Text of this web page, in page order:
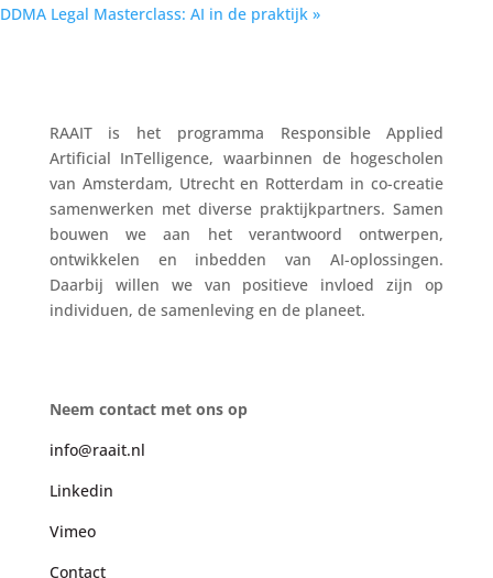
DDMA Legal Masterclass: AI in de praktijk »
RAAIT is het programma Responsible Applied
Artificial InTelligence, waarbinnen de hogescholen
van Amsterdam, Utrecht en Rotterdam in co-creatie
samenwerken met diverse praktijkpartners. Samen
bouwen we aan het verantwoord ontwerpen,
ontwikkelen en inbedden van AI-oplossingen.
Daarbij willen we van positieve invloed zijn op
individuen, de samenleving en de planeet.
Neem contact met ons op
info@raait.nl
Linkedin
Vimeo
Contact